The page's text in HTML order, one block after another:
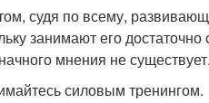
судя по всему,
занимают его
мнения не существует.
силовым тренингом.